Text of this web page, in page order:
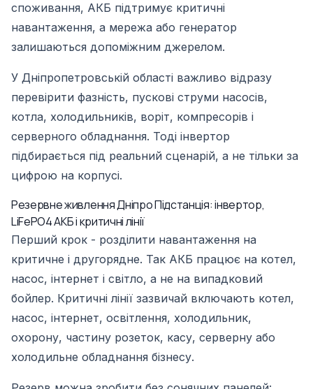
споживання, АКБ підтримує критичні
навантаження, а мережа або генератор
залишаються допоміжним джерелом.
У Дніпропетровській області важливо відразу
перевірити фазність, пускові струми насосів,
котла, холодильників, воріт, компресорів і
серверного обладнання. Тоді інвертор
підбирається під реальний сценарій, а не тільки за
цифрою на корпусі.
Резервне живлення Дніпро Підстанція: інвертор,
LiFePO4 АКБ і критичні лінії
Перший крок - розділити навантаження на
критичне і другорядне. Так АКБ працює на котел,
насос, інтернет і світло, а не на випадковий
бойлер. Критичні лінії зазвичай включають котел,
насос, інтернет, освітлення, холодильник,
охорону, частину розеток, касу, серверну або
холодильне обладнання бізнесу.